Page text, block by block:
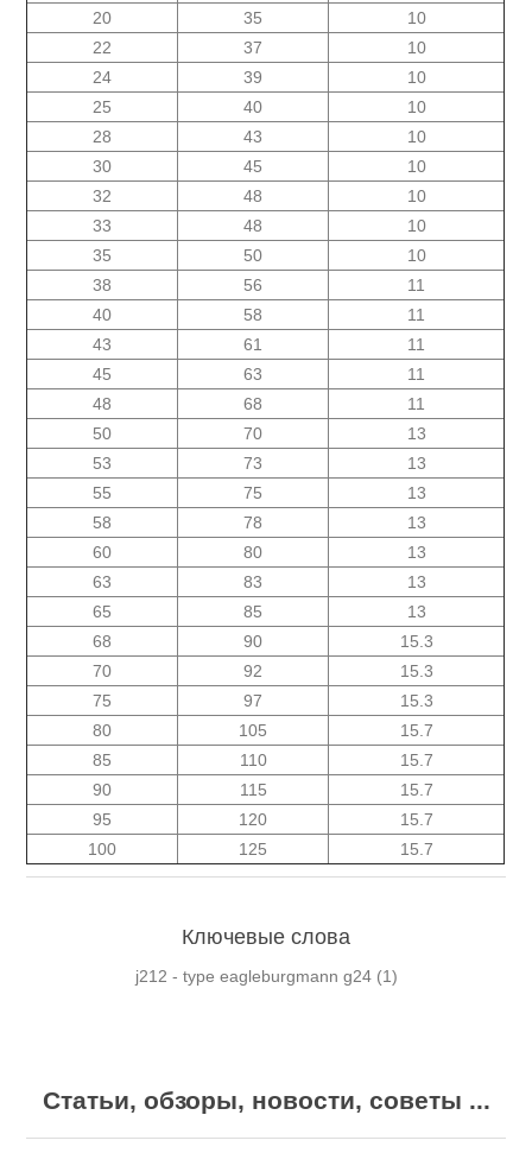
20 35
10
22
37
10
24
39
10
25
40
10
28
43
10
30
45
10
32
48
10
33
48
10
35
50
10
38
56
11
40
58
11
43
61
11
45
63
11
48
68
11
50
70
13
53
73
13
55
75
13
58
78
13
60
80
13
63
83
13
65
85
13
68
90
15.3
70
92
15.3
75
97
15.3
80
105
15.7
85
110
15.7
90
115
15.7
95
120
15.7
100
125 15.7
Ключевые слова
j212 - type eagleburgmann g24 (1)
Статьи, обзоры, новости, советы ...